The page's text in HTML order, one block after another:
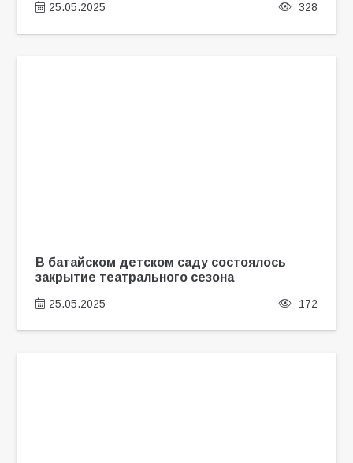
25.05.2025 328
В батайском детском саду состоялось
закрытие театрального сезона
25.05.2025 172